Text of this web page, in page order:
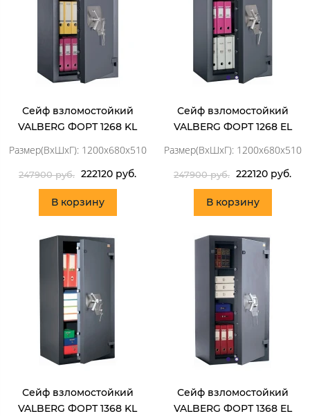
Сейф взломостойкий
VALBERG ФОРТ 1268 KL
Размер(ВхШхГ): 1200x680x510
247900 руб. 222120 руб.
В корзину
Сейф взломостойкий
VALBERG ФОРТ 1268 EL
Размер(ВхШхГ): 1200x680x510
247900 руб. 222120 руб.
В корзину
Сейф взломостойкий
VALBERG ФОРТ 1368 KL
Сейф взломостойкий
VALBERG ФОРТ 1368 EL